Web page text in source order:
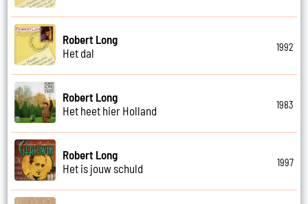
Robert Long
Het dal
1992
Robert Long
Het heet hier Holland
1983
Robert Long
Het is jouw schuld
1997